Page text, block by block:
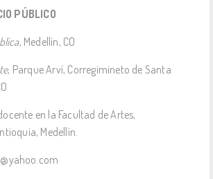
PÚBLICO
, Medellín, CO
, Parque Arví, Corregimineto de Santa
en la Facultad de Artes,
Medellín.